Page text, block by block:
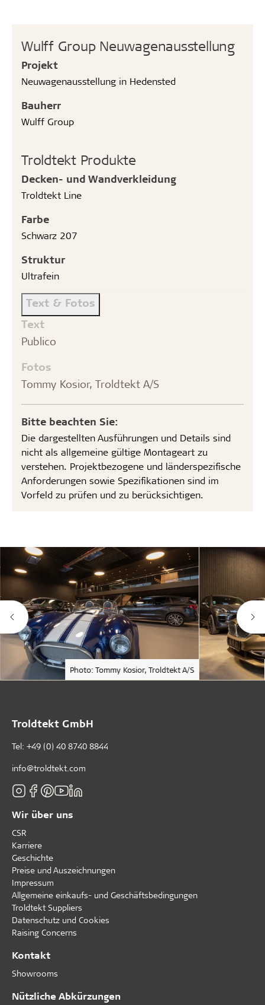
Wulff Group Neuwagenausstellung
Projekt
Neuwagenausstellung in Hedensted
Bauherr
Wulff Group
Troldtekt Produkte
Decken- und Wandverkleidung
Troldtekt Line
Farbe
Schwarz 207
Struktur
Ultrafein
Text & Fotos
Text
Publico
Fotos
Tommy Kosior, Troldtekt A/S
Bitte beachten Sie:
Die dargestellten Ausführungen und Details sind
nicht als allgemeine gültige Montageart zu
verstehen. Projektbezogene und länderspezifische
Anforderungen sowie Spezifikationen sind im
Vorfeld zu prüfen und zu berücksichtigen.
Photo: Tommy Kosior, Troldtekt A/S
Troldtekt GmbH
Tel: +49 (0) 40 8740 8844
info@troldtekt.com
Wir über uns
CSR
Karriere
Geschichte
Preise und Auszeichnungen
Impressum
Allgemeine einkaufs- und Geschäftsbedingungen
Troldtekt Suppliers
Datenschutz und Cookies
Raising Concerns
Kontakt
Showrooms
Nützliche Abkürzungen